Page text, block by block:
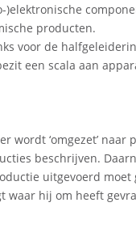
)elektronische
producten.
voor de
een scala aan
‘omgezet’ naar
beschrijven.
uitgevoerd
hij om heeft